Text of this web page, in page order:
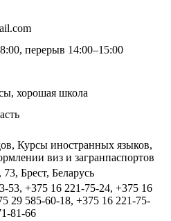
перерыв 14:00–15:00
хорошая школа
Курсы иностранных языков,
виз и загранпаспортов
73, Брест, Беларусь
53, +375 16 221-75-24, +375 16
29 585-60-18, +375 16 221-75-
81-66